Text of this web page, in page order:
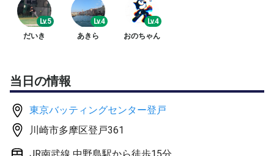
【料金】
・ 1100-2000円
・PayPayもOKですが、基本現金
【ルール等】
・基本的なマナーやあいさつ
・レベルの高い方は女性や初心者の方に合わせて下さい。
・怪我等は自己責任でお願いします。
・休憩は各自勝手に取って大丈夫です。
Lv.5
だいき
Lv.4
あきら
Lv.4
おのちゃん
当日の情報
東京バッティングセンター登戸
川崎市多摩区登戸361